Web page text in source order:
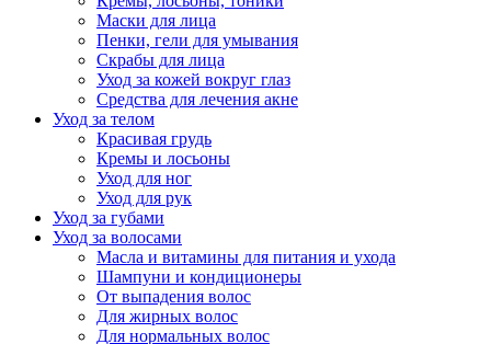
Маски для лица
Пенки, гели для умывания
Скрабы для лица
Уход за кожей вокруг глаз
Средства для лечения акне
Уход за телом
Красивая грудь
Кремы и лосьоны
Уход для ног
Уход для рук
Уход за губами
Уход за волосами
Масла и витамины для питания и ухода
Шампуни и кондиционеры
От выпадения волос
Для жирных волос
Для нормальных волос